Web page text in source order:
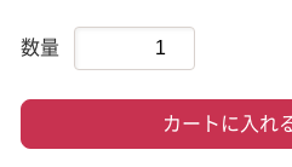
数量
カートに入れ